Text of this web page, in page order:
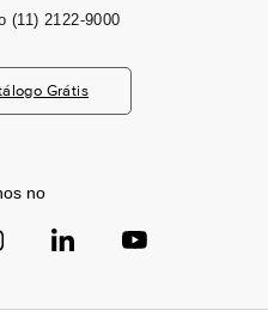
(11) 2122-9000
Grátis
no